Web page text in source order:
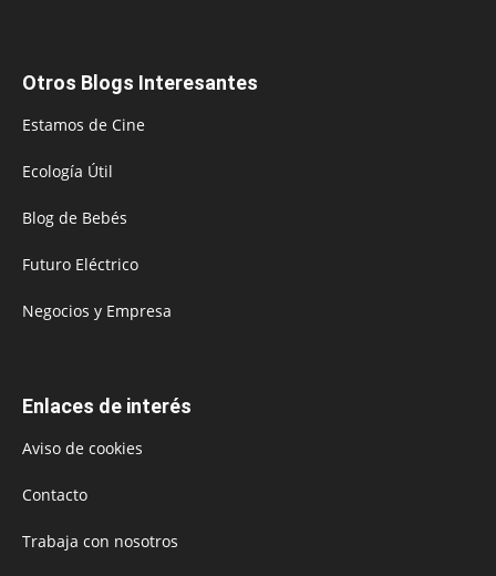
Otros Blogs Interesantes
Estamos de Cine
Ecología Útil
Blog de Bebés
Futuro Eléctrico
Negocios y Empresa
Enlaces de interés
Aviso de cookies
Contacto
Trabaja con nosotros